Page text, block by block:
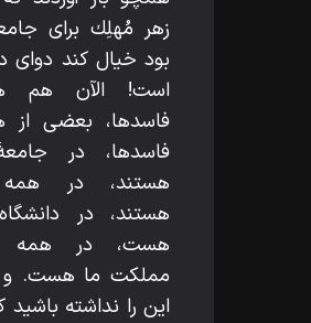
زهر مُهلِك براى
بود خيال كند
است! الآن هم
فاسدها، بعضى از
فاسدها، در
هستند، در
هستند، در
هست، در همه
مملكت ما هست. و
اين را نداشته